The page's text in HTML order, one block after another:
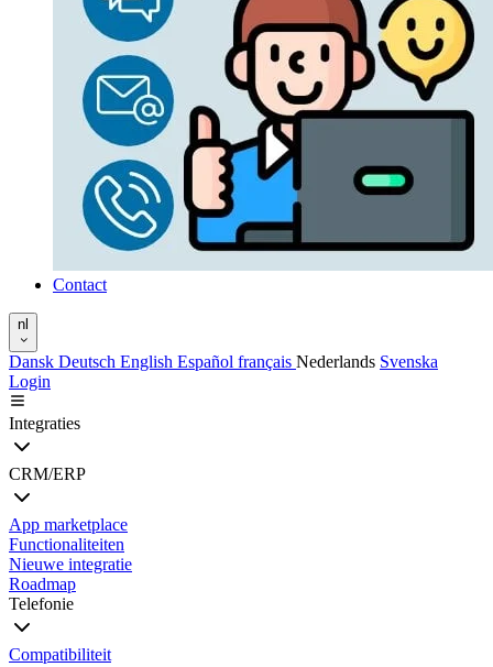
Contact
nl
Dansk Deutsch English Español français Nederlands Svenska
Login
Integraties
CRM/ERP
App marketplace
Functionaliteiten
Nieuwe integratie
Roadmap
Telefonie
Compatibiliteit